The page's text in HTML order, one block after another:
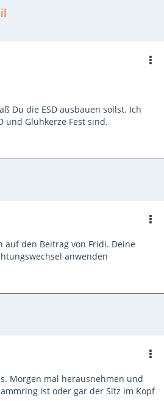
Du die ESD ausbauen sollst. Ich
und Glühkerze Fest sind.
auf den Beitrag von Fridi. Deine
anwenden
Morgen mal herausnehmen und
ist oder gar der Sitz im Kopf